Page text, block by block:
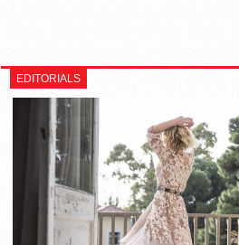
EDITORIALS